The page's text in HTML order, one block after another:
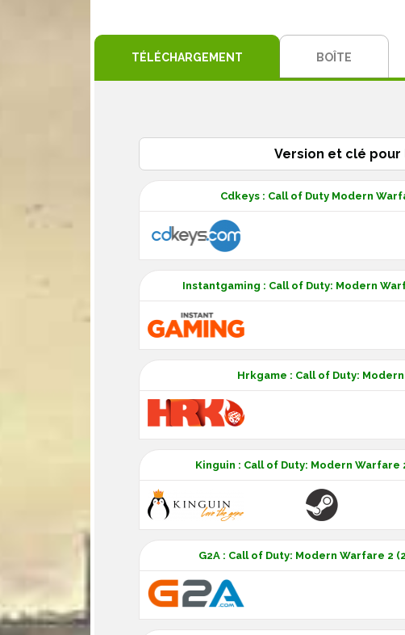
TÉLÉCHARGEMENT BOÎTE
Version et clé pour
Cdkeys : Call of Duty Modern
Instantgaming : Call of Duty: Modern
Hrkgame : Call of Duty:
Kinguin : Call of Duty: Modern Warfare
G2A : Call of Duty: Modern Warfare 2